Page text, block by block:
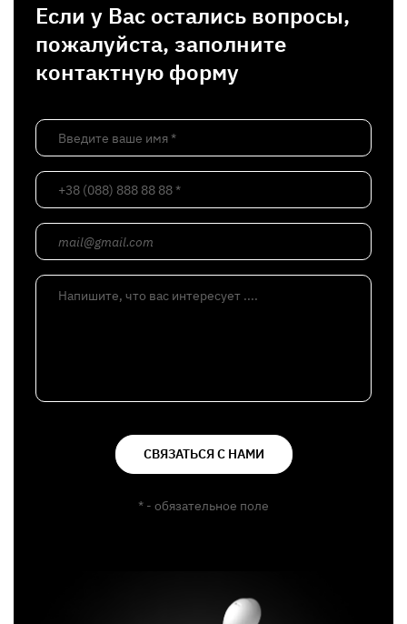
Если у Вас остались вопросы,
пожалуйста, заполните
контактную форму
Введите ваше имя *
+38 (088) 888 88 88 *
mail@gmail.com
Напишите, что вас интересует ....
СВЯЗАТЬСЯ С НАМИ
* - обязательное поле